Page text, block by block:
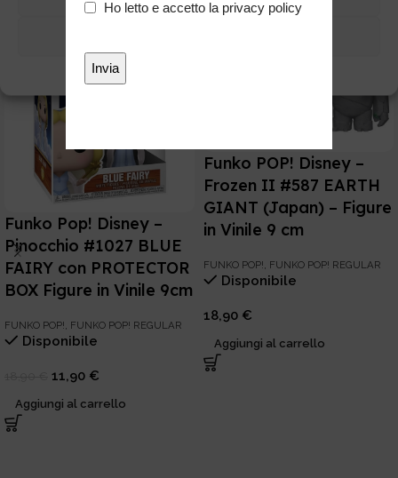
Funko Pop! Disney –
Pinocchio #1027 BLUE
FAIRY con PROTECTOR
BOX Figure in Vinile 9cm
FUNKO POP! FUNKO POP! REGULAR
Disponibile
11,90 €
Aggiungi al carrello
Funko POP! Disney –
Frozen II #587 EARTH
GIANT (Japan) – Figure
in Vinile 9 cm
FUNKO POP!, FUNKO POP! REGULAR
Disponibile
18,90 €
Aggiungi al carrello
Privacy
Ho letto e accetto la privacy policy